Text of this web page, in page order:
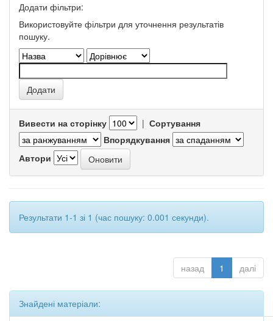
Додати фільтри:
Використовуйте фільтри для уточнення результатів
пошуку.
Вивести на сторінку | Сортування
Впорядкування
Автори
Результати 1-1 зі 1 (час пошуку: 0.001 секунди).
назад 1 далі
Знайдені матеріали: